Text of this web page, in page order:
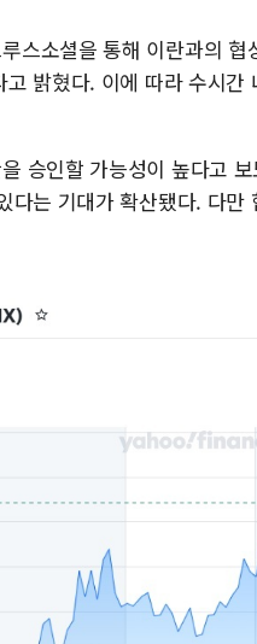
스소셜을 통해 이란과의
밝혔다. 이에 따라 수시간
승인할 가능성이 높다고
다는 기대가 확산됐다. 다